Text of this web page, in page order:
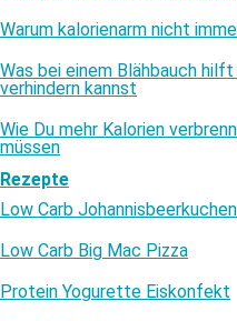
Warum kalorienarm nicht
Was bei einem Blähbauch
verhindern kannst
Wie Du mehr Kalorien
müssen
Rezepte
Low Carb
Low Carb Big Mac Pizza
Protein Yogurette Eiskonfekt